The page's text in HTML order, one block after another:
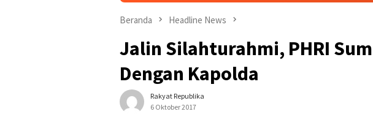
Beranda Headline News
Jalin Silahturahmi, PHRI
Dengan Kapolda
Rakyat Republika
6 Oktober 2017